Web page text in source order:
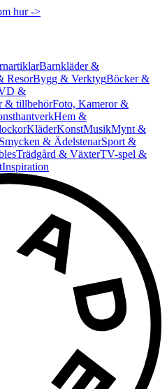
hur ->
Barnkläder &
ResorBygg & VerktygBöcker &
&
& tillbehörFoto, Kameror &
Hem &
KläderKonstMusikMynt &
Smycken & ÄdelstenarSport &
Trädgård & VäxterTV-spel &
Inspiration